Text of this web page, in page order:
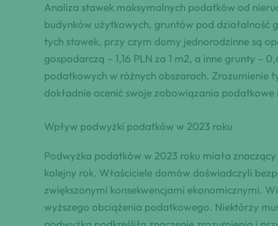
Analiza stawek maksymalnych podatków od
budynków użytkowych, gruntów pod działalność
tych stawek, przy czym domy jednorodzinne są
gospodarczą – 1,16 PLN za 1 m2, a inne grunty –
podatkowych w różnych obszarach. Zrozumienie
dokładnie ocenić swoje zobowiązania
Wpływ podwyżki podatków w 2023 roku
Podwyżka podatków w 2023 roku miała
kolejny rok. Właściciele domów doświadczyli
zwiększonymi konsekwencjami ekonomicznymi.
wyższego obciążenia podatkowego. Niektórzy